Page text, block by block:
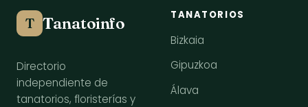
T Tanatoinfo
Directorio
independiente de
tanatorios, floristerías y
TANATORIOS
Bizkaia
Gipuzkoa
Álava